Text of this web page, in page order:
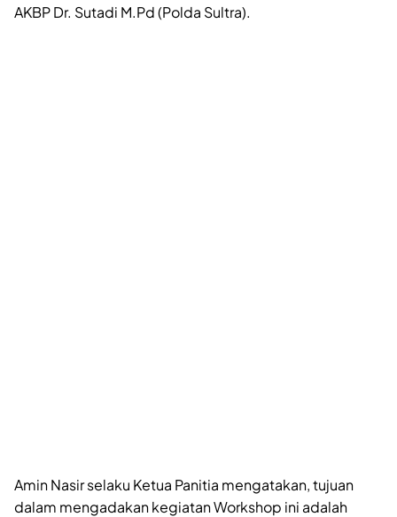
AKBP Dr. Sutadi M.Pd (Polda Sultra).
Amin Nasir selaku Ketua Panitia mengatakan, tujuan
dalam mengadakan kegiatan Workshop ini adalah